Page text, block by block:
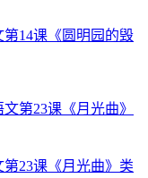
14课《圆明园的毁
23课《月光曲》类